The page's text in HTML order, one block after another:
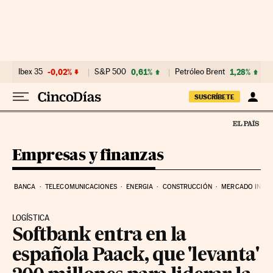
Ibex 35 -0,02% S&P 500 0,61% Petróleo Brent 1,28%
SUSCRÍBETE
Empresas y finanzas
BANCA TELECOMUNICACIONES ENERGIA CONSTRUCCIÓN MERCADO
LOGÍSTICA
Softbank entra en la
española Paack, que 'levanta'